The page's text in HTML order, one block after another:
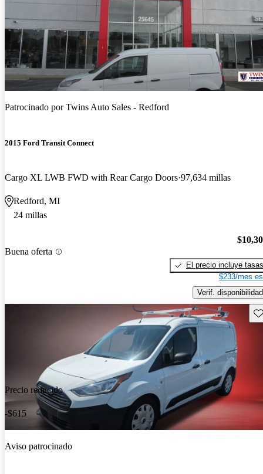
Patrocinado porTwins Auto Sales - Redford
2015 Ford Transit Connect
Cargo XL LWB FWD with Rear Cargo Doors 97,634 millas
Redford, MI
24 millas
Buena oferta
El precio incluye tasas
$233/mes
Verif. disponibilidad
Precio reducido
-$615
Aviso patrocinado